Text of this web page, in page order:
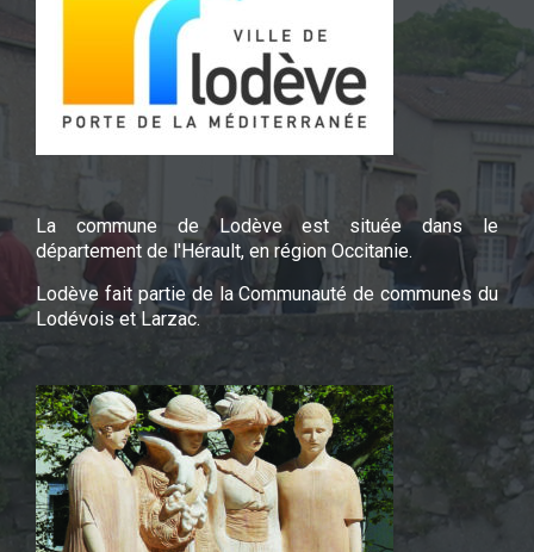
La commune de Lodève est située dans le
département de l'Hérault, en région Occitanie.
Lodève fait partie de la Communauté de communes du
Lodévois et Larzac.